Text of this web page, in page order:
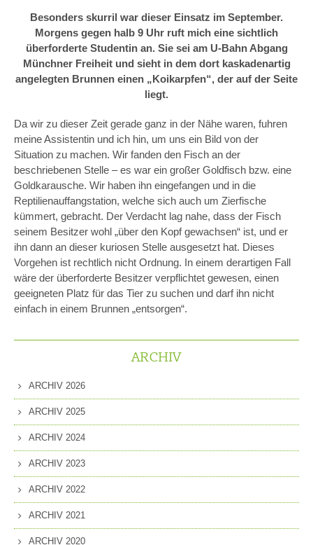
Besonders skurril war dieser Einsatz im September.
Morgens gegen halb 9 Uhr ruft mich eine sichtlich
überforderte Studentin an. Sie sei am U-Bahn Abgang
Münchner Freiheit und sieht in dem dort kaskadenartig
angelegten Brunnen einen „Koikarpfen“, der auf der Seite
liegt.
Da wir zu dieser Zeit gerade ganz in der Nähe waren, fuhren
meine Assistentin und ich hin, um uns ein Bild von der
Situation zu machen. Wir fanden den Fisch an der
beschriebenen Stelle – es war ein großer Goldfisch bzw. eine
Goldkarausche. Wir haben ihn eingefangen und in die
Reptilienauffangstation, welche sich auch um Zierfische
kümmert, gebracht. Der Verdacht lag nahe, dass der Fisch
seinem Besitzer wohl „über den Kopf gewachsen“ ist, und er
ihn dann an dieser kuriosen Stelle ausgesetzt hat. Dieses
Vorgehen ist rechtlich nicht Ordnung. In einem derartigen Fall
wäre der überforderte Besitzer verpflichtet gewesen, einen
geeigneten Platz für das Tier zu suchen und darf ihn nicht
einfach in einem Brunnen „entsorgen“.
ARCHIV
ARCHIV 2026
ARCHIV 2025
ARCHIV 2024
ARCHIV 2023
ARCHIV 2022
ARCHIV 2021
ARCHIV 2020